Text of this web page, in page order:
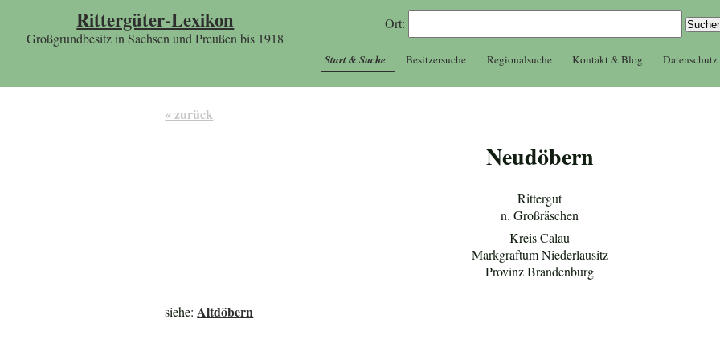
Rittergüter-Lexikon
Großgrundbesitz in Sachsen und Preußen bis 1918
Ort:
Start & Suche Besitzersuche Regionalsuche Kontakt & Blog Datenschutz
« zurück
Neudöbern
Rittergut
n. Großräschen
Kreis Calau
Markgraftum Niederlausitz
Provinz Brandenburg
siehe: Altdöbern